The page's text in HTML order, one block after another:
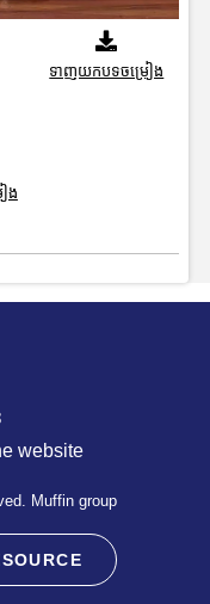
ង
ទាញយកបទចម្រៀង
website
Muffin group